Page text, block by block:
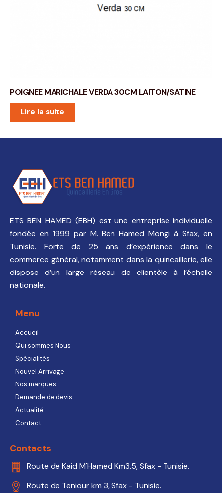
POIGNEE MARICHALE VERDA 30CM LAITON/SATINE
Lire la suite
ETS BEN HAMED (EBH) est une entreprise individuelle
fondée en 1999 par M. Ben Hamed Mongi à Sfax, en
Tunisie. Forte de 25 ans d’expérience dans le
commerce général, notamment dans la quincaillerie, elle
dispose d’un large réseau de clientèle à l’échelle
nationale.
Menu
Accueil
Qui sommes Nous
Spécialités
Nouvel Arrivage
Nos marques
Demande de devis
Actualité
Contact
Contacts
Route de Kaid M'Hamed Km3.5, Sfax - Tunisie.
Route de Teniour km 3, Sfax - Tunisie.